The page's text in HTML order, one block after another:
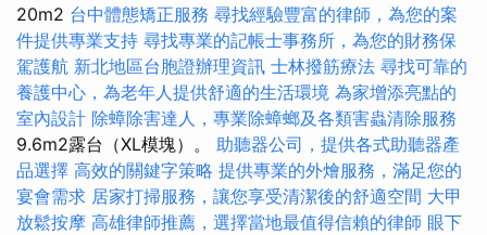
20m2 台中體態矯正服務 尋找經驗豐富的律師，為您的案
件提供專業支持 尋找專業的記帳士事務所，為您的財務保
駕護航 新北地區台胞證辦理資訊 士林撥筋療法 尋找可靠的
養護中心，為老年人提供舒適的生活環境 為家增添亮點的
室內設計 除蟑除害達人，專業除蟑螂及各類害蟲清除服務
9.6m2露台（XL模塊）。 助聽器公司，提供各式助聽器產
品選擇 高效的關鍵字策略 提供專業的外燴服務，滿足您的
宴會需求 居家打掃服務，讓您享受清潔後的舒適空間 大甲
放鬆按摩 高雄律師推薦，選擇當地最值得信賴的律師 眼下